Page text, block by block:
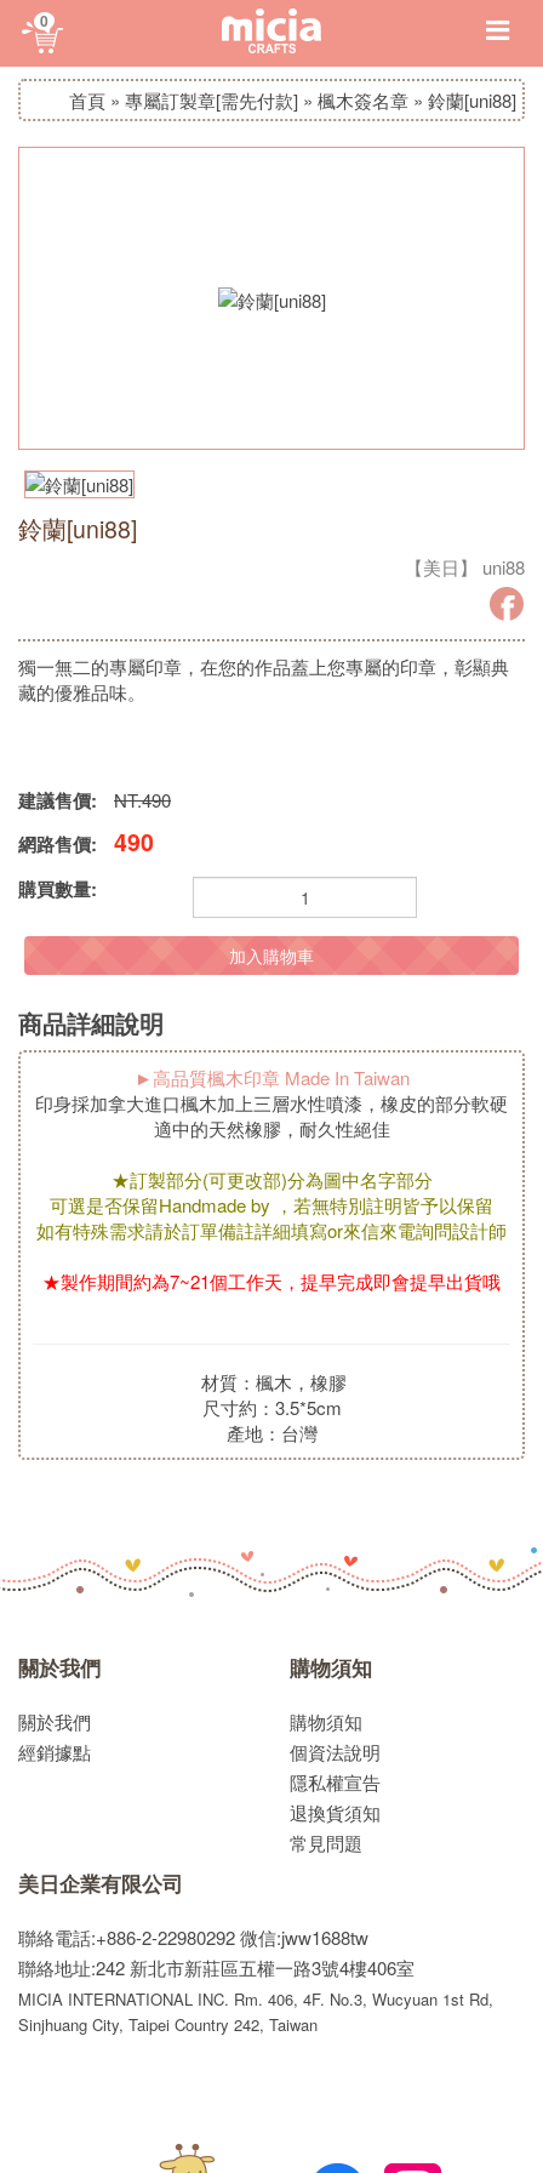
0
首頁 » 專屬訂製章[需先付款] » 楓木簽名章 » 鈴蘭[uni88]
鈴蘭[uni88]
【美日】 uni88
獨一無二的專屬印章，在您的作品蓋上您專屬的印章，彰顯典
藏的優雅品味。
建議售價: NT.490
網路售價: 490
購買數量:
加入購物車
商品詳細說明
►高品質楓木印章 Made In Taiwan
印身採加拿大進口楓木加上三層水性噴漆，橡皮的部分軟硬
適中的天然橡膠，耐久性絕佳
★訂製部分(可更改部)分為圖中名字部分
可選是否保留Handmade by ，若無特別註明皆予以保留
如有特殊需求請於訂單備註詳細填寫or來信來電詢問設計師
★製作期間約為7~21個工作天，提早完成即會提早出貨哦
材質：楓木，橡膠
尺寸約：3.5*5cm
產地：台灣
關於我們
關於我們
經銷據點
購物須知
購物須知
個資法說明
隱私權宣告
退換貨須知
常見問題
美日企業有限公司
聯絡電話:+886-2-22980292微信:jww1688tw
聯絡地址:242 新北市新莊區五權一路3號4樓406室
MICIA INTERNATIONAL INC. Rm. 406, 4F. No.3, Wucyuan 1st Rd,
Sinjhuang City, Taipei Country 242, Taiwan